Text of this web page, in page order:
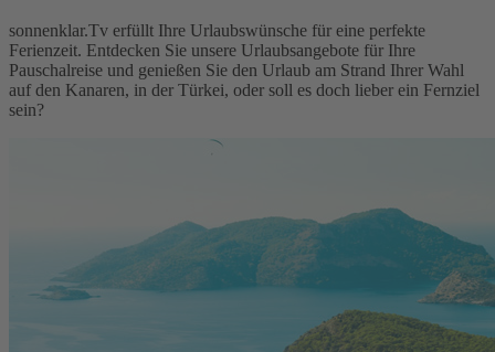
sonnenklar.Tv erfüllt Ihre Urlaubswünsche für eine perfekte
Ferienzeit. Entdecken Sie unsere Urlaubsangebote für Ihre
Pauschalreise und genießen Sie den Urlaub am Strand Ihrer Wahl
auf den Kanaren, in der Türkei, oder soll es doch lieber ein Fernziel
sein?